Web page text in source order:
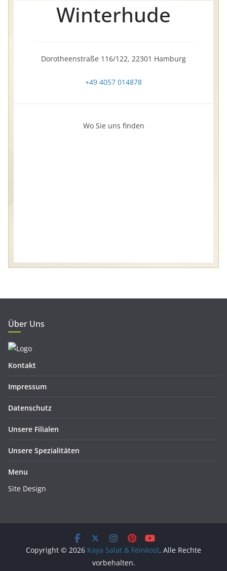
Winterhude
Dorotheenstraße 116/122, 22301 Hamburg
+49 4057 014878
Wo Sie uns finden
Über Uns
Kontakt
Impressum
Datenschutz
Unsere Filialen
Unsere Spezialitäten
Menu
Site Design
Copyright © 2026 Kaya Salat & Feinkost. Alle Rechte
vorbehalten.